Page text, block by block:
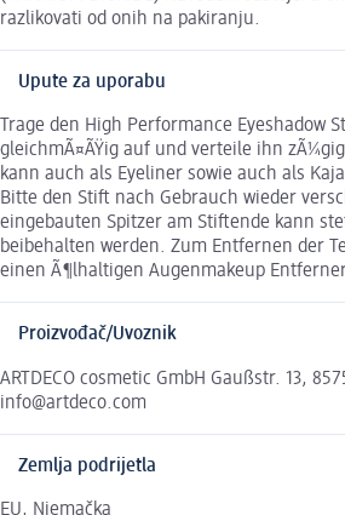
razlikovati od onih na pakiranju.
Upute za uporabu
Trage den High Performance Eyeshadow
gleichmÃ¤ÃŸig auf und verteile ihn
kann auch als Eyeliner sowie auch als
Bitte den Stift nach Gebrauch wieder
eingebauten Spitzer am Stiftende kann
beibehalten werden. Zum Entfernen der
einen Ã¶lhaltigen Augenmakeup
Proizvođač/Uvoznik
ARTDECO cosmetic GmbH Gaußstr. 13,
info@artdeco.com
Zemlja podrijetla
EU, Njemačka